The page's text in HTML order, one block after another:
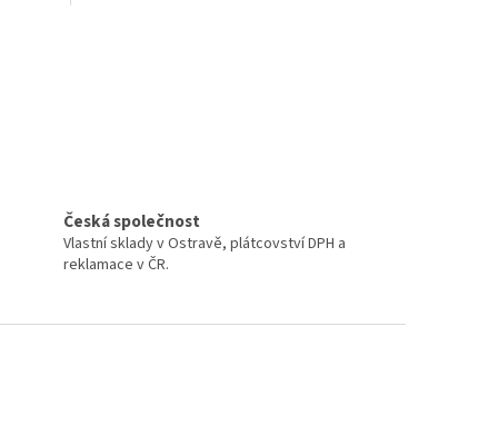
Česká společnost
Vlastní sklady v Ostravě, plátcovství DPH a
reklamace v ČR.